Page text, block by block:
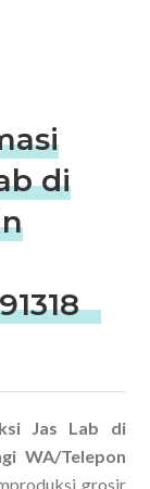
di
Jas Lab di
WA/Telepon
grosir